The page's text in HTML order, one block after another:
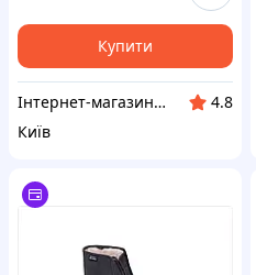
Купити
Інтернет-магазин enJoy
4.8
Київ